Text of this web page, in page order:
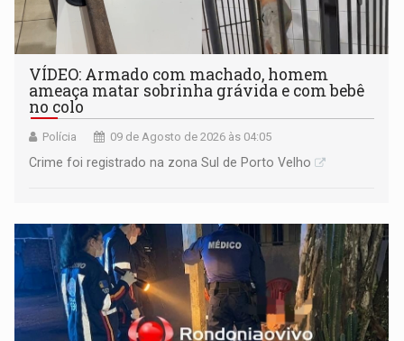
VÍDEO: Armado com machado, homem
ameaça matar sobrinha grávida e com bebê
no colo
Polícia 09 de Agosto de 2026 às 04:05
Crime foi registrado na zona Sul de Porto Velho